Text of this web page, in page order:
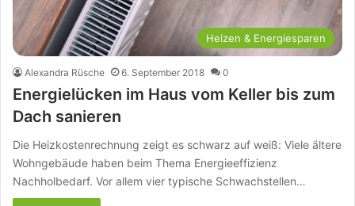
Heizen & Energiesparen
Alexandra Rüsche 6. September 2018 0
Energielücken im Haus vom Keller bis zum
Dach sanieren
Die Heizkostenrechnung zeigt es schwarz auf weiß: Viele ältere
Wohngebäude haben beim Thema Energieeffizienz
Nachholbedarf. Vor allem vier typische Schwachstellen…